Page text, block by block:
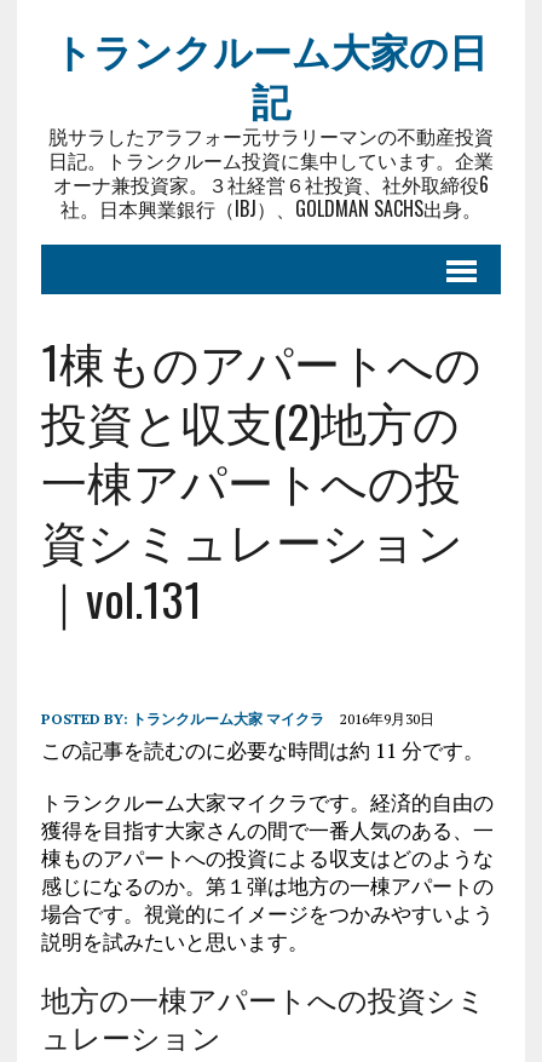
トランクルーム大家の日
記
脱サラしたアラフォー元サラリーマンの不動産投資
日記。トランクルーム投資に集中しています。企業
オーナ兼投資家。３社経営６社投資、社外取締役6
社。日本興業銀行（IBJ）、GOLDMAN SACHS出身。
1棟ものアパートへの
投資と収支(2)地方の
一棟アパートへの投
資シミュレーション
｜vol.131
POSTED BY: トランクルーム大家 マイクラ 2016年9月30日
この記事を読むのに必要な時間は約 11 分です。
トランクルーム大家マイクラです。経済的自由の
獲得を目指す大家さんの間で一番人気のある、一
棟ものアパートへの投資による収支はどのような
感じになるのか。第１弾は地方の一棟アパートの
場合です。視覚的にイメージをつかみやすいよう
説明を試みたいと思います。
地方の一棟アパートへの投資シミ
ュレーション